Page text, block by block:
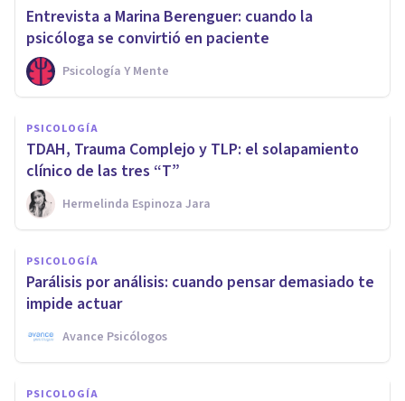
Entrevista a Marina Berenguer: cuando la
psicóloga se convirtió en paciente
Psicología Y Mente
PSICOLOGÍA
TDAH, Trauma Complejo y TLP: el solapamiento
clínico de las tres “T”
Hermelinda Espinoza Jara
PSICOLOGÍA
Parálisis por análisis: cuando pensar demasiado te
impide actuar
Avance Psicólogos
PSICOLOGÍA